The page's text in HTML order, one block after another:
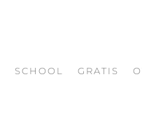
SCHOOL GRATIS